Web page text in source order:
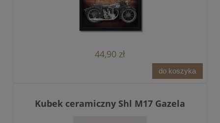
44,90 zł
do koszyka
Kubek ceramiczny Shl M17 Gazela